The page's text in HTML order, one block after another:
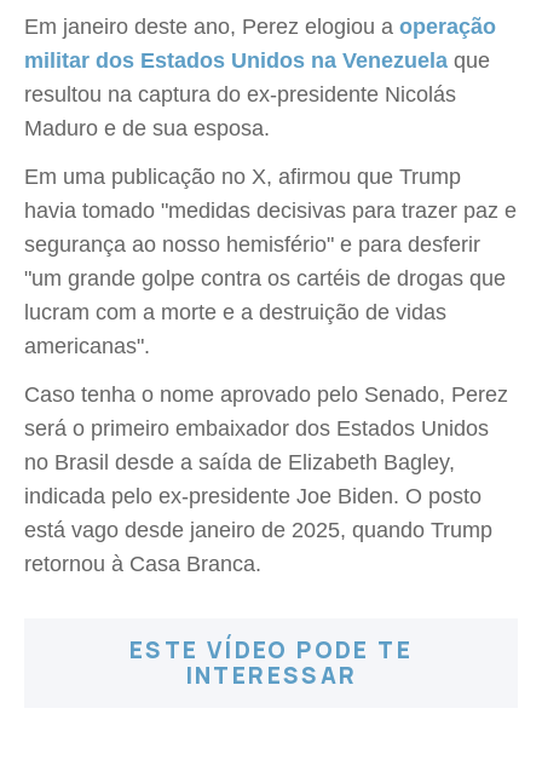
Em janeiro deste ano, Perez elogiou a operação
militar dos Estados Unidos na Venezuela que
resultou na captura do ex-presidente Nicolás
Maduro e de sua esposa.
Em uma publicação no X, afirmou que Trump
havia tomado "medidas decisivas para trazer paz e
segurança ao nosso hemisfério" e para desferir
"um grande golpe contra os cartéis de drogas que
lucram com a morte e a destruição de vidas
americanas".
Caso tenha o nome aprovado pelo Senado, Perez
será o primeiro embaixador dos Estados Unidos
no Brasil desde a saída de Elizabeth Bagley,
indicada pelo ex-presidente Joe Biden. O posto
está vago desde janeiro de 2025, quando Trump
retornou à Casa Branca.
ESTE VÍDEO PODE TE
INTERESSAR